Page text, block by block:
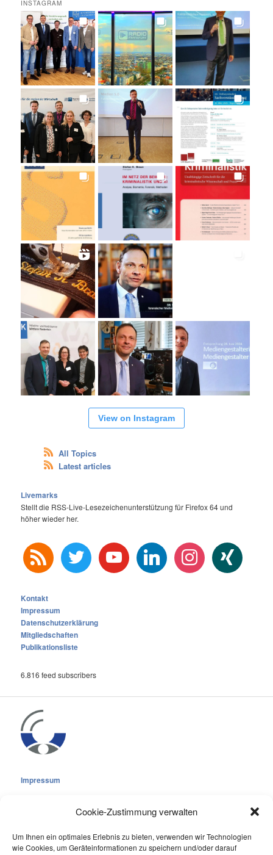
Cookie-Zustimmung verwalten
Um Ihnen ein optimales Erlebnis zu bieten, verwenden wir Technologien
wie Cookies, um Geräteinformationen zu speichern und/oder darauf
INSTAGRAM
View on Instagram
All Topics
Latest articles
Livemarks
Stellt die RSS-Live-Lesezeichenunterstützung für Firefox 64 und
höher wieder her.
rss twitter youtube linkedin instagram xing
Kontakt
Impressum
Datenschutzerklärung
Mitgliedschaften
Publikationsliste
6.816 feed subscribers
Impressum